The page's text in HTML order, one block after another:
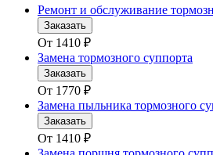
Ремонт и обслуживание
Заказать
От 1410 ₽
Замена тормозного суппорта
Заказать
От 1770 ₽
Замена пыльника тормозного
Заказать
От 1410 ₽